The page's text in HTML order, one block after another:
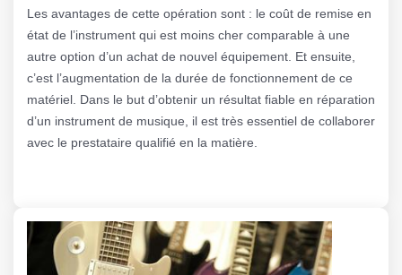
Les avantages de cette opération sont : le coût de remise en
état de l’instrument qui est moins cher comparable à une
autre option d’un achat de nouvel équipement. Et ensuite,
c’est l’augmentation de la durée de fonctionnement de ce
matériel. Dans le but d’obtenir un résultat fiable en réparation
d’un instrument de musique, il est très essentiel de collaborer
avec le prestataire qualifié en la matière.